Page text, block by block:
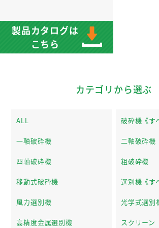
製品カタログは
こちら
カテゴリから選ぶ
ALL 破砕機《す
一軸破砕機 二軸破砕機
四軸破砕機 粗破砕機
移動式破砕機 選別機《す
風力選別機 光学式選別
高精度金属選別機 スクリーン